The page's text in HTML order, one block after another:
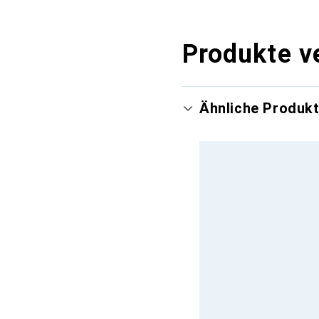
Produkte
Ähnliche